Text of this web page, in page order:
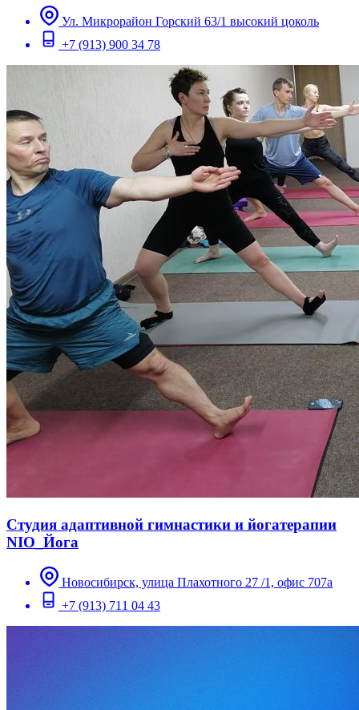
Ул. Микрорайон Горский 63/1 высокий цоколь
+7 (913) 900 34 78
Студия адаптивной гимнастики и йогатерапии
NIO_Йога
Новосибирск, улица Плахотного 27 /1, офис 707а
+7 (913) 711 04 43